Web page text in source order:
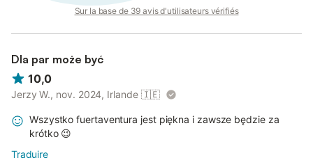
Sur la base de 39 avis d'utilisateurs vérifiés
Dla par może być
10,0
Jerzy W., nov. 2024, Irlande 🇮🇪
Wszystko fuertaventura jest piękna i zawsze będzie za
krótko 😉
Traduire